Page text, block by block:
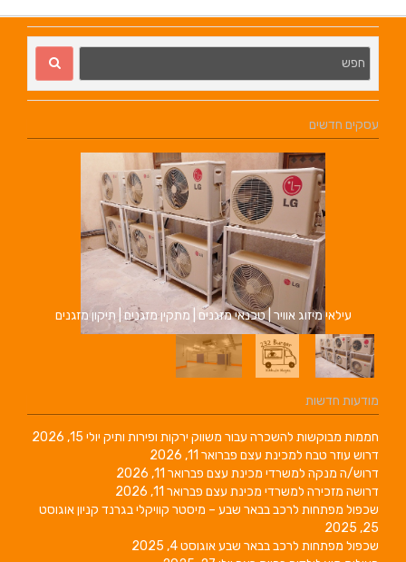
עסקים חדשים
עילאי מיזוג אוויר | טכנאי מזגנים | מתקין מזגנים | תיקון מזגנים
מודעות חדשות
חממות מבוקשות להשכרה עבור משווק ירקות ופירות ותיק יולי 15, 2026
דרוש עוזר טבח למכינת עצם פברואר 11, 2026
דרוש/ה מנקה למשרדי מכינת עצם פברואר 11, 2026
דרושה מזכירה למשרדי מכינת עצם פברואר 11, 2026
שכפול מפתחות לרכב בבאר שבע – מיסטר קוויקלי בגרנד קניוןאוגוסט
25, 2025
שכפול מפתחות לרכב בבאר שבעאוגוסט 4, 2025